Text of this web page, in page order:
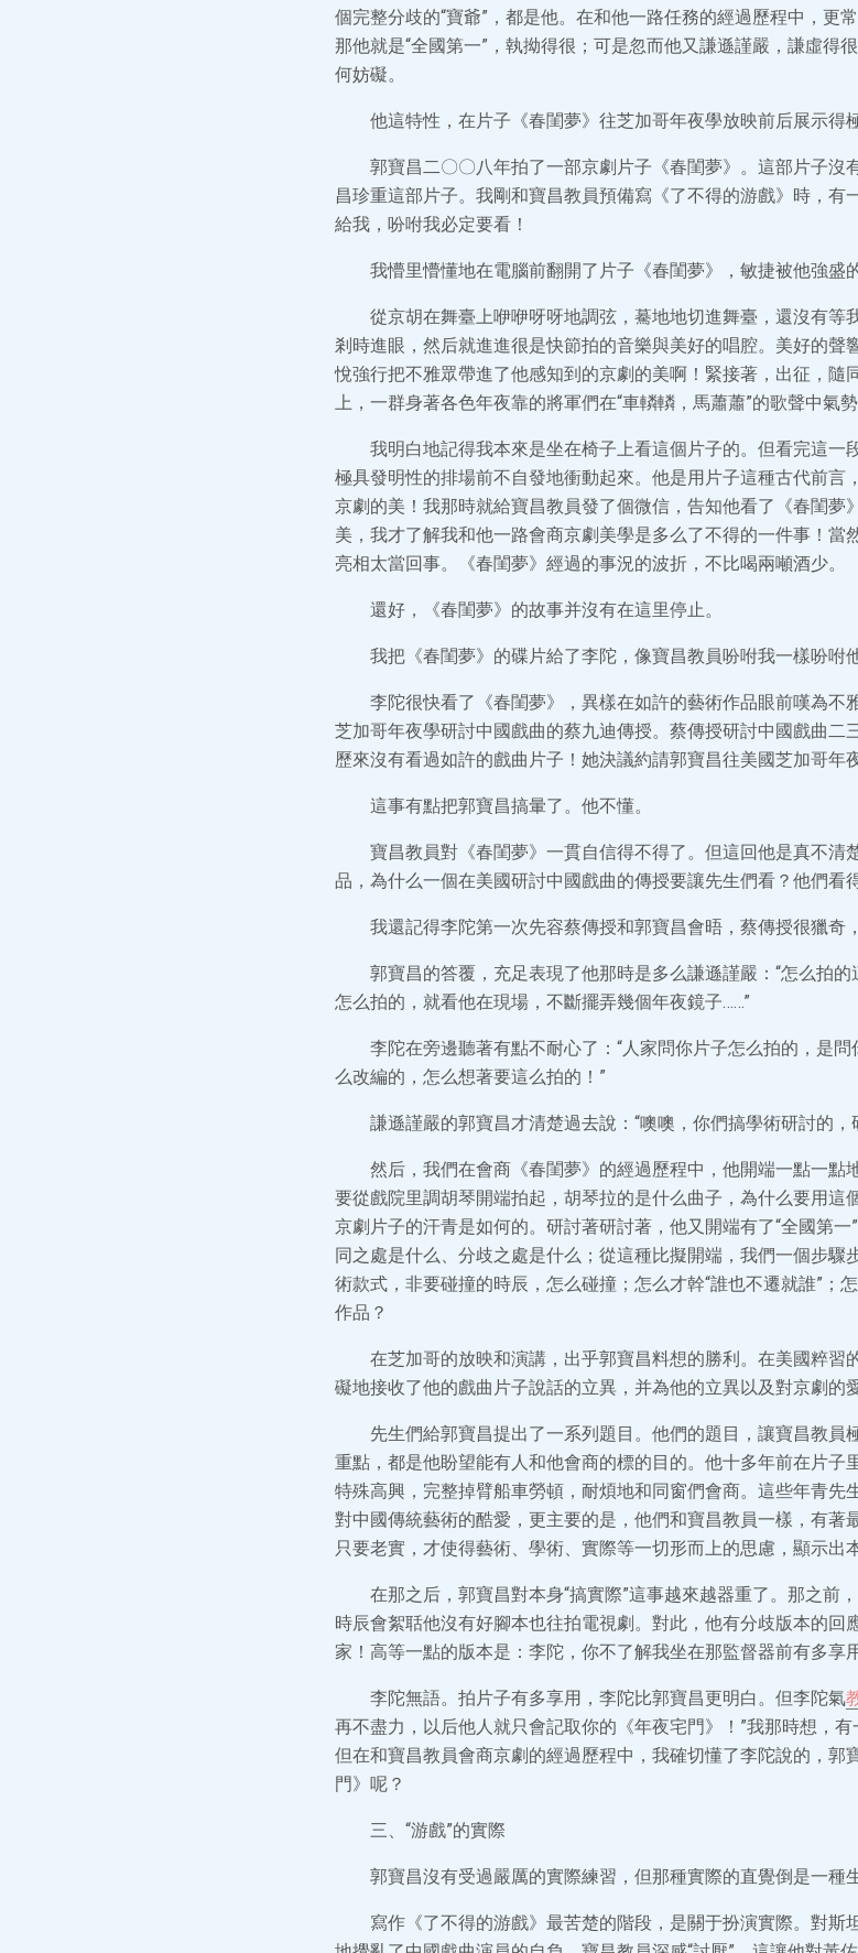
個完整分歧的“寶爺”，都是他。在和他一路任務的經過歷程中，更
那他就是“全國第一”，執拗得很；可是忽而他又謙遜謹嚴，謙虛得
何妨礙。
他這特性，在片子《春閨夢》往芝加哥年夜學放映前后展示得
郭寶昌二〇〇八年拍了一部京劇片子《春閨夢》。這部片子沒
昌珍重這部片子。我剛和寶昌教員預備寫《了不得的游戲》時，有
給我，吩咐我必定要看！
我懵里懵懂地在電腦前翻開了片子《春閨夢》，敏捷被他強盛
從京胡在舞臺上咿咿呀呀地調弦，驀地地切進舞臺，還沒有等
剎時進眼，然后就進進很是快節拍的音樂與美好的唱腔。美好的聲
悅強行把不雅眾帶進了他感知到的京劇的美啊！緊接著，出征，隨
上，一群身著各色年夜靠的將軍們在“車轔轔，馬蕭蕭”的歌聲中氣
我明白地記得我本來是坐在椅子上看這個片子的。但看完這一
極具發明性的排場前不自發地衝動起來。他是用片子這種古代前言
京劇的美！我那時就給寶昌教員發了個微信，告知他看了《春閨夢
美，我才了解我和他一路會商京劇美學是多么了不得的一件事！當
亮相太當回事。《春閨夢》經過的事況的波折，不比喝兩噸酒少。
還好，《春閨夢》的故事并沒有在這里停止。
我把《春閨夢》的碟片給了李陀，像寶昌教員吩咐我一樣吩咐
李陀很快看了《春閨夢》，異樣在如許的藝術作品眼前嘆為不
芝加哥年夜學研討中國戲曲的蔡九迪傳授。蔡傳授研討中國戲曲二
歷來沒有看過如許的戲曲片子！她決議約請郭寶昌往美國芝加哥年
這事有點把郭寶昌搞暈了。他不懂。
寶昌教員對《春閨夢》一貫自信得不得了。但這回他是真不清
品，為什么一個在美國研討中國戲曲的傳授要讓先生們看？他們看
我還記得李陀第一次先容蔡傳授和郭寶昌會晤，蔡傳授很獵奇
郭寶昌的答覆，充足表現了他那時是多么謙遜謹嚴：“怎么拍
怎么拍的，就看他在現場，不斷擺弄幾個年夜鏡子……”
李陀在旁邊聽著有點不耐心了：“人家問你片子怎么拍的，是
么改編的，怎么想著要這么拍的！”
謙遜謹嚴的郭寶昌才清楚過去說：“噢噢，你們搞學術研討的，
然后，我們在會商《春閨夢》的經過歷程中，他開端一點一點
要從戲院里調胡琴開端拍起，胡琴拉的是什么曲子，為什么要用這
京劇片子的汗青是如何的。研討著研討著，他又開端有了“全國第
同之處是什么、分歧之處是什么；從這種比擬開端，我們一個步驟
術款式，非要碰撞的時辰，怎么碰撞；怎么才幹“誰也不遷就誰”；
作品？
在芝加哥的放映和演講，出乎郭寶昌料想的勝利。在美國粹習
礙地接收了他的戲曲片子說話的立異，并為他的立異以及對京劇的
先生們給郭寶昌提出了一系列題目。他們的題目，讓寶昌教
重點，都是他盼望能有人和他會商的標的目的。他十多年前在片子
特殊高興，完整掉臂船車勞頓，耐煩地和同窗們會商。這些年青先
對中國傳統藝術的酷愛，更主要的是，他們和寶昌教員一樣，有著
只要老實，才使得藝術、學術、實際等一切形而上的思慮，顯示出
在那之后，郭寶昌對本身“搞實際”這事越來越器重了。那之前
時辰會絮聒他沒有好腳本也往拍電視劇。對此，他有分歧版本的回
家！高等一點的版本是：李陀，你不了解我坐在那監督器前有多享
李陀無語。拍片子有多享用，李陀比郭寶昌更明白。但李陀氣
再不盡力，以后他人就只會記取你的《年夜宅門》！”我那時想，
但在和寶昌教員會商京劇的經過歷程中，我確切懂了李陀說的，郭
門》呢？
三、“游戲”的實際
郭寶昌沒有受過嚴厲的實際練習，但那種實際的直覺倒是一種
寫作《了不得的游戲》最苦楚的階段，是關于扮演實際。對斯